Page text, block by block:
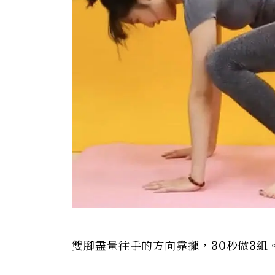
雙腳盡量往手的方向靠攏，30秒做3組